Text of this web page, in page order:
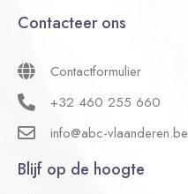
Contacteer ons
Contactformulier
+32 460 255 660
info@abc-vlaanderen.be
Blijf op de hoogte